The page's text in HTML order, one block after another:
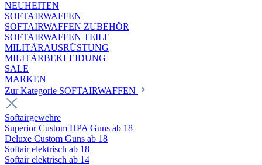
NEUHEITEN
SOFTAIRWAFFEN
SOFTAIRWAFFEN ZUBEHÖR
SOFTAIRWAFFEN TEILE
MILITÄRAUSRÜSTUNG
MILITÄRBEKLEIDUNG
SALE
MARKEN
Zur Kategorie SOFTAIRWAFFEN
Softairgewehre
Superior Custom HPA Guns ab 18
Deluxe Custom Guns ab 18
Softair elektrisch ab 18
Softair elektrisch ab 14